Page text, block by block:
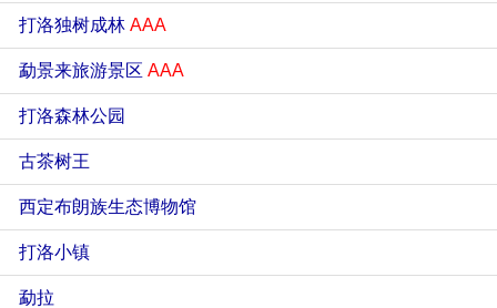
打洛独树成林 AAA
勐景来旅游景区 AAA
打洛森林公园
古茶树王
西定布朗族生态博物馆
打洛小镇
勐拉